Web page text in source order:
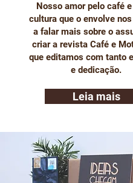
Nosso amor pelo café
cultura que o envolve
a falar mais sobre o
criar a revista Café e
que editamos com tanto
e dedicação.
Leia mais